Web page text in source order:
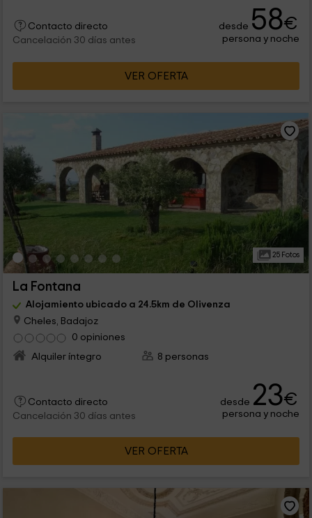
Contacto directo
Cancelación 30 días antes
desde 58€
persona y noche
VER OFERTA
25 Fotos
La Fontana
Alojamiento ubicado a 24.5km de Olivenza
Cheles, Badajoz
0 opiniones
Alquiler íntegro
8 personas
Contacto directo
Cancelación 30 días antes
desde 23€
persona y noche
VER OFERTA